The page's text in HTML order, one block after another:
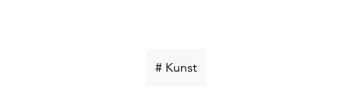
# KunstSchlüsselwort